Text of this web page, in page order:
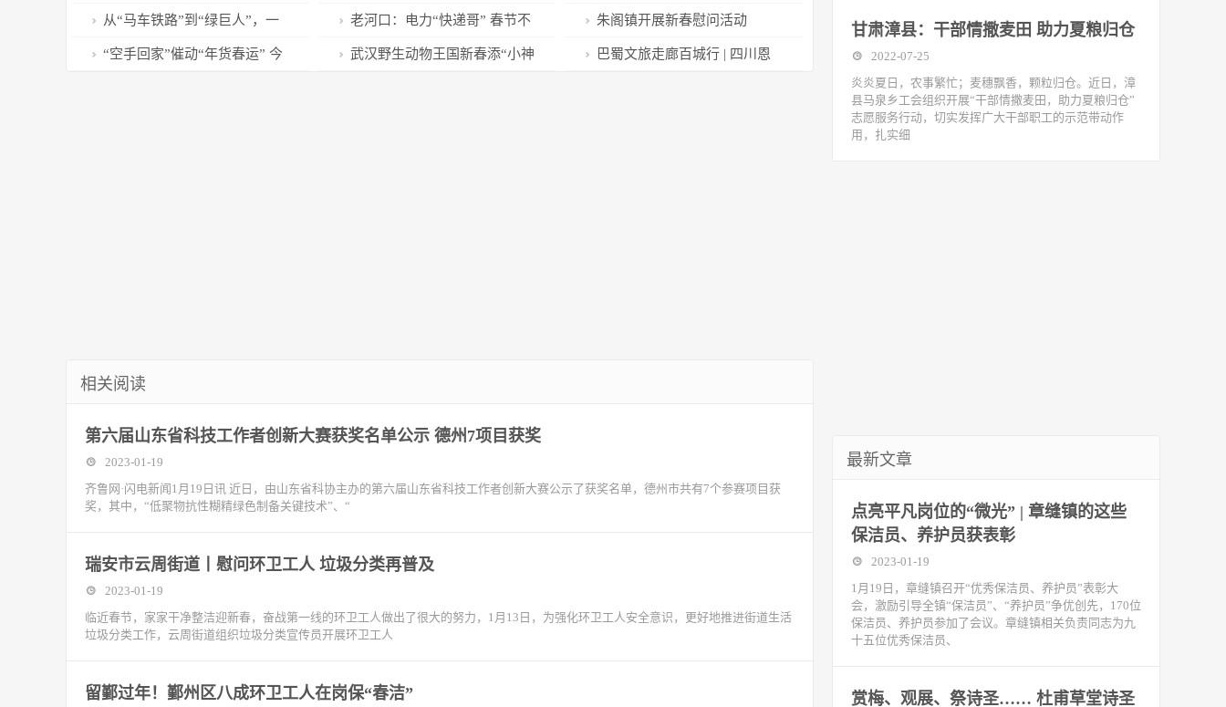
乔迁迁出新期盼 主任 许昆林当选江苏省省长
从“马车铁路”到“绿巨人”，一
文了解中国高铁发展史
老河口：电力“快递哥” 春节不
打烊
朱阁镇开展新春慰问活动
“空手回家”催动“年货春运” 今 武汉野生动物王国新春添“小神 巴蜀文旅走廊百城行 | 四川恩
相关阅读
第六届山东省科技工作者创新大赛获奖名单公示 德州7项目获奖
2023-01-19
齐鲁网·闪电新闻1月19日讯 近日，由山东省科协主办的第六届山东省科技工作者创新大赛公示了获奖名单，德州市共有7个参赛项目获
奖，其中，“低聚物抗性糊精绿色制备关键技术”、“
瑞安市云周街道丨慰问环卫工人 垃圾分类再普及
2023-01-19
临近春节，家家干净整洁迎新春，奋战第一线的环卫工人做出了很大的努力，1月13日，为强化环卫工人安全意识，更好地推进街道生活
垃圾分类工作，云周街道组织垃圾分类宣传员开展环卫工人
留鄞过年！鄞州区八成环卫工人在岗保“春洁”
甘肃漳县：干部情撒麦田 助力夏粮归仓
2022-07-25
炎炎夏日，农事繁忙；麦穗飘香，颗粒归仓。近日，漳
县马泉乡工会组织开展“干部情撒麦田，助力夏粮归仓”
志愿服务行动，切实发挥广大干部职工的示范带动作
用，扎实细
最新文章
点亮平凡岗位的“微光” | 章缝镇的这些
保洁员、养护员获表彰
2023-01-19
1月19日，章缝镇召开“优秀保洁员、养护员”表彰大
会，激励引导全镇“保洁员”、“养护员”争优创先，170位
保洁员、养护员参加了会议。章缝镇相关负责同志为九
十五位优秀保洁员、
赏梅、观展、祭诗圣…… 杜甫草堂诗圣